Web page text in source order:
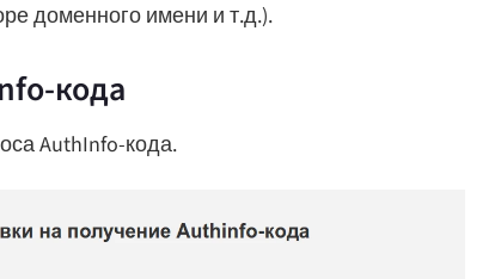
доменного имени и т.д.).
кода
AuthInfo-кода.